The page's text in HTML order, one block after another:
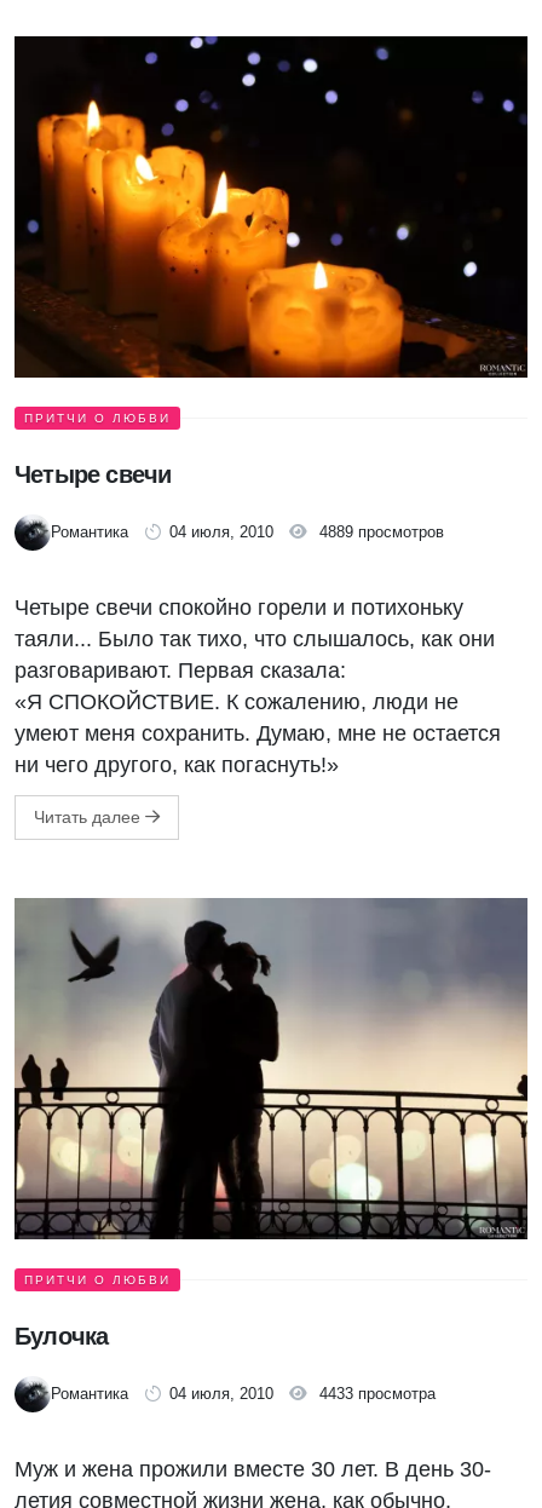
ПРИТЧИ О ЛЮБВИ
Четыре свечи
Романтика 04 июля, 2010 4889 просмотров
Четыре свечи спокойно горели и потихоньку
таяли... Было так тихо, что слышалось, как они
разговаривают. Первая сказала:
«Я СПОКОЙСТВИЕ. К сожалению, люди не
умеют меня сохранить. Думаю, мне не остается
ни чего другого, как погаснуть!»
Читать далее
ПРИТЧИ О ЛЮБВИ
Булочка
Романтика 04 июля, 2010 4433 просмотра
Муж и жена прожили вместе 30 лет. В день 30-
летия совместной жизни жена, как обычно,